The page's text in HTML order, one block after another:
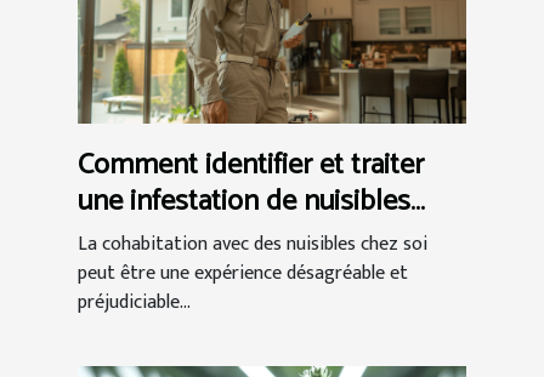
Comment identifier et traiter
une infestation de nuisibles
chez vous
La cohabitation avec des nuisibles chez soi
peut être une expérience désagréable et
préjudiciable...